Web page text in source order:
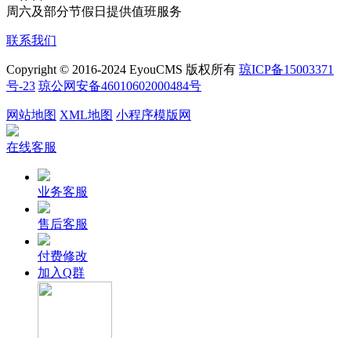
周六及部分节假日提供值班服务
联系我们
Copyright © 2016-2024 EyouCMS 版权所有 琼ICP备15003371
号-23 琼公网安备46010602000484号
网站地图 XML地图 小程序模版网
在线客服
业务客服
售后客服
付费修改
加入Q群